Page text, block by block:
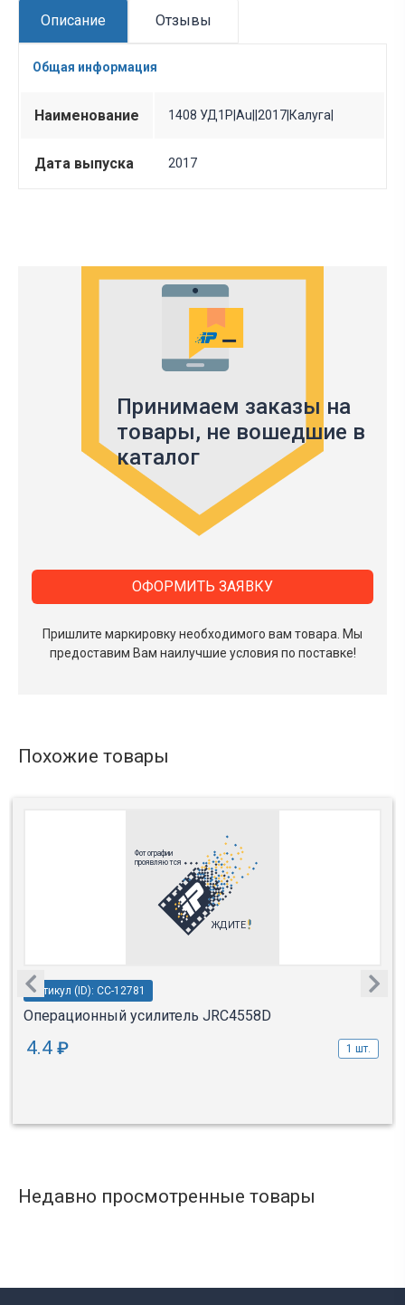
Описание Отзывы
Общая информация
Наименование 1408 УД1Р|Au||2017|Калуга|
Дата выпуска 2017
Принимаем заказы на
товары, не вошедшие в
каталог
Пришлите маркировку необходимого вам товара. Мы
предоставим Вам наилучшие условия по поставке!
ОФОРМИТЬ ЗАЯВКУ
Похожие товары
Артикул (ID): CC-12781
Операционный усилитель JRC4558D
4.4 ₽ 1 шт.
Недавно просмотренные товары